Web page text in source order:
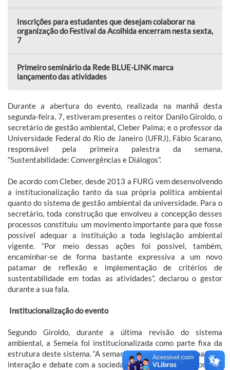
Inscrições para estudantes que desejam colaborar na
organização do Festival da Acolhida encerram nesta sexta,
7
Primeiro seminário da Rede BLUE-LINK marca
lançamento das atividades
Durante a abertura do evento, realizada na manhã desta
segunda-feira, 7, estiveram presentes o reitor Danilo Giroldo, o
secretário de gestão ambiental, Cleber Palma; e o professor da
Universidade Federal do Rio de Janeiro (UFRJ), Fábio Scarano,
responsável pela primeira palestra da semana,
“Sustentabilidade: Convergências e Diálogos”.
De acordo com Cleber, desde 2013 a FURG vem desenvolvendo
a institucionalização tanto da sua própria política ambiental
quanto do sistema de gestão ambiental da universidade. Para o
secretário, toda construção que envolveu a concepção desses
processos constituiu um movimento importante para que fosse
possível adequar a instituição a toda legislação ambiental
vigente. “Por meio dessas ações foi possível, também,
encaminhar-se de forma bastante expressiva a um novo
patamar de reflexão e implementação de critérios de
sustentabilidade em todas as atividades”, declarou o gestor
durante a sua fala.
Institucionalização do evento
Segundo Giroldo, durante a última revisão do sistema
ambiental, a Semeia foi institucionalizada como parte fixa da
estrutura deste sistema. “A semana é um importante espaço de
interação e debate com a sociedade sobre temas relacionados